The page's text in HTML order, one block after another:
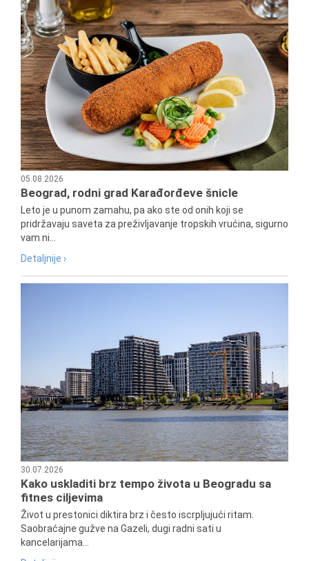
05.08.2026
Beograd, rodni grad Karađorđeve šnicle
Leto je u punom zamahu, pa ako ste od onih koji se
pridržavaju saveta za preživljavanje tropskih vrućina, sigurno
vam ni...
Detaljnije ›
30.07.2026
Kako uskladiti brz tempo života u Beogradu sa
fitnes ciljevima
Život u prestonici diktira brz i često iscrpljujući ritam.
Saobraćajne gužve na Gazeli, dugi radni sati u
kancelarijama...